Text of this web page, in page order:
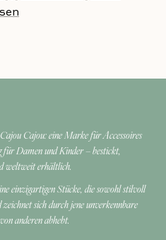
Cajou: eine Marke für Accessoires
für Damen und Kinder – bestickt,
weltweit erhältlich.
einzigartigen Stücke, die sowohl stilvoll
sich durch jene unverkennbare
anderen abhebt.